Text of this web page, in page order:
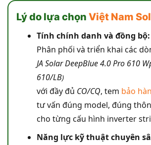
Lý do lựa chọn Việt Nam
Tính chính danh và đồng bộ:
Phân phối và triển khai các
JA Solar DeepBlue 4.0 Pro 610
610/LB)
với đầy đủ CO/CQ, tem bảo
tư vấn đúng model, đúng
cho từng cấu hình inverter
Năng lực kỹ thuật chuyên